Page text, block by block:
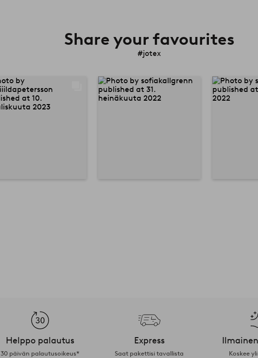
Share your favourites
#jotex
Helppo palautus
30 päivän palautusoikeus*
Express
Saat pakettisi tavallista
Koskee